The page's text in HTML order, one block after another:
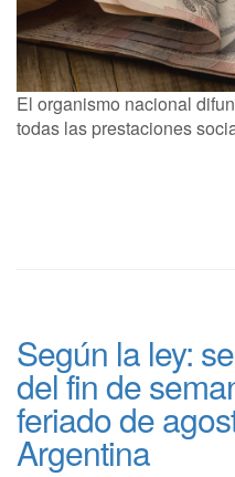
El organismo nacional
todas las prestaciones
Según la ley:
del fin de
feriado de
Argentina